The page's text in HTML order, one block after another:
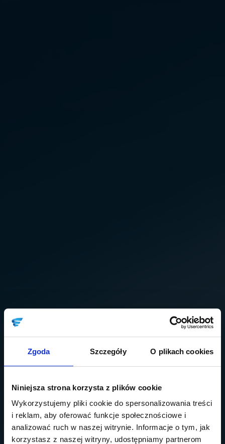
Zgoda Szczegóły O plikach cookies
Niniejsza strona korzysta z plików cookie
Wykorzystujemy pliki cookie do spersonalizowania treści
i reklam, aby oferować funkcje społecznościowe i
analizować ruch w naszej witrynie. Informacje o tym, jak
korzystasz z naszej witryny, udostępniamy partnerom